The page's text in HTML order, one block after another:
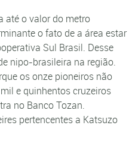
até o valor do metro
o fato de a área estar
Sul Brasil. Desse
nipo-brasileira na região.
os onze pioneiros não
e quinhentos cruzeiros
no Banco Tozan.
pertencentes a Katsuzo